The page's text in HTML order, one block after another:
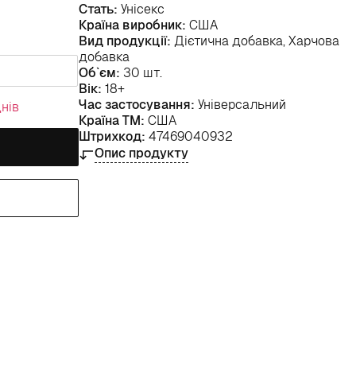
Стать: Унісекс
Країна виробник: США
Вид продукції: Дієтична добавка, Харчова
добавка
Об`єм: 30 шт.
Вік: 18+
Час застосування: Універсальний
Країна ТМ: США
Штрихкод: 47469040932
Опис продукту